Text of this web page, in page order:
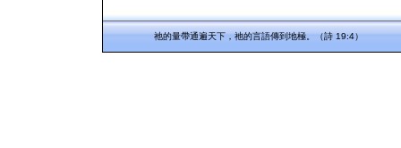
祂的量帶通遍天下，祂的言語傳到地極。（詩 19:4）